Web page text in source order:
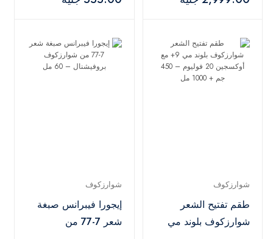
شوارزكوف
طقم تفتيح الشعر
شوارزكوف بلوند مي
شوارزكوف
إيجورا فيبرانس صبغة
شعر 7-77 من